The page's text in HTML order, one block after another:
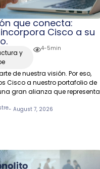
que conecta:
Cisco a su
y
4-5min
de nuestra visión. Por eso,
Cisco a nuestro portafolio de
gran alianza que representa
- August 7, 2026